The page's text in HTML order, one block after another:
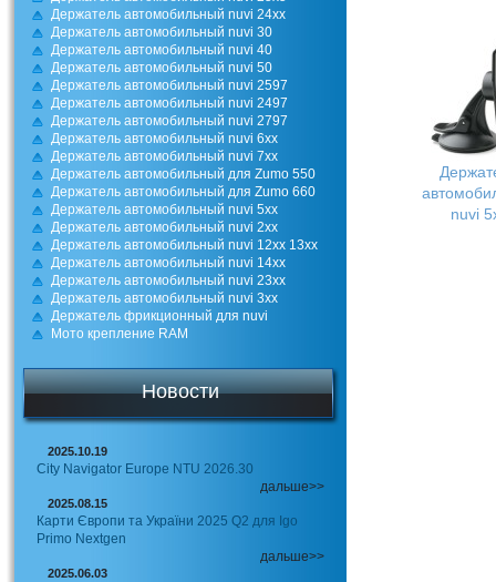
Держатель автомобильный nuvi 24xx
Держатель автомобильный nuvi 30
Держатель автомобильный nuvi 40
Держатель автомобильный nuvi 50
Держатель автомобильный nuvi 2597
Держатель автомобильный nuvi 2497
Держатель автомобильный nuvi 2797
Держатель автомобильный nuvi 6xx
Держатель автомобильный nuvi 7xx
Держатель автомобильный для Zumo 550
Держатель автомобильный для Zumo 660
Держатель автомобильный nuvi 5xx
Держатель автомобильный nuvi 2xx
Держатель автомобильный nuvi 12xx 13xx
Держатель автомобильный nuvi 14xx
Держатель автомобильный nuvi 23xx
Держатель автомобильный nuvi 3xx
Держатель фрикционный для nuvi
Мото крепление RAM
Новости
2025.10.19
City Navigator Europe NTU 2026.30
дальше>>
2025.08.15
Карти Європи та України 2025 Q2 для Igo
Primo Nextgen
дальше>>
2025.06.03
nuvi